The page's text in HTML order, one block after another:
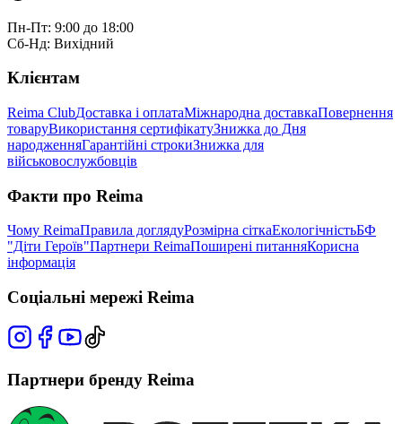
Пн-Пт: 9:00 до 18:00
Сб-Нд: Вихідний
Клієнтам
Reima ClubДоставка і оплатаМіжнародна доставкаПовернення
товаруВикористання сертифікатуЗнижка до Дня
народженняГарантійні строкиЗнижка для
військовослужбовців
Факти про Reima
Чому ReimaПравила доглядуРозмірна сіткаЕкологічністьБФ
"Діти Героїв"Партнери ReimaПоширені питанняКорисна
інформація
Соціальні мережі Reima
Партнери бренду Reima